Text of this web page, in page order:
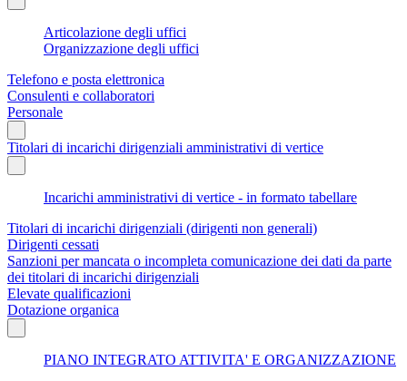
Articolazione degli uffici
Organizzazione degli uffici
Telefono e posta elettronica
Consulenti e collaboratori
Personale
Titolari di incarichi dirigenziali amministrativi di vertice
Incarichi amministrativi di vertice - in formato tabellare
Titolari di incarichi dirigenziali (dirigenti non generali)
Dirigenti cessati
Sanzioni per mancata o incompleta comunicazione dei dati da parte
dei titolari di incarichi dirigenziali
Elevate qualificazioni
Dotazione organica
PIANO INTEGRATO ATTIVITA' E ORGANIZZAZIONE